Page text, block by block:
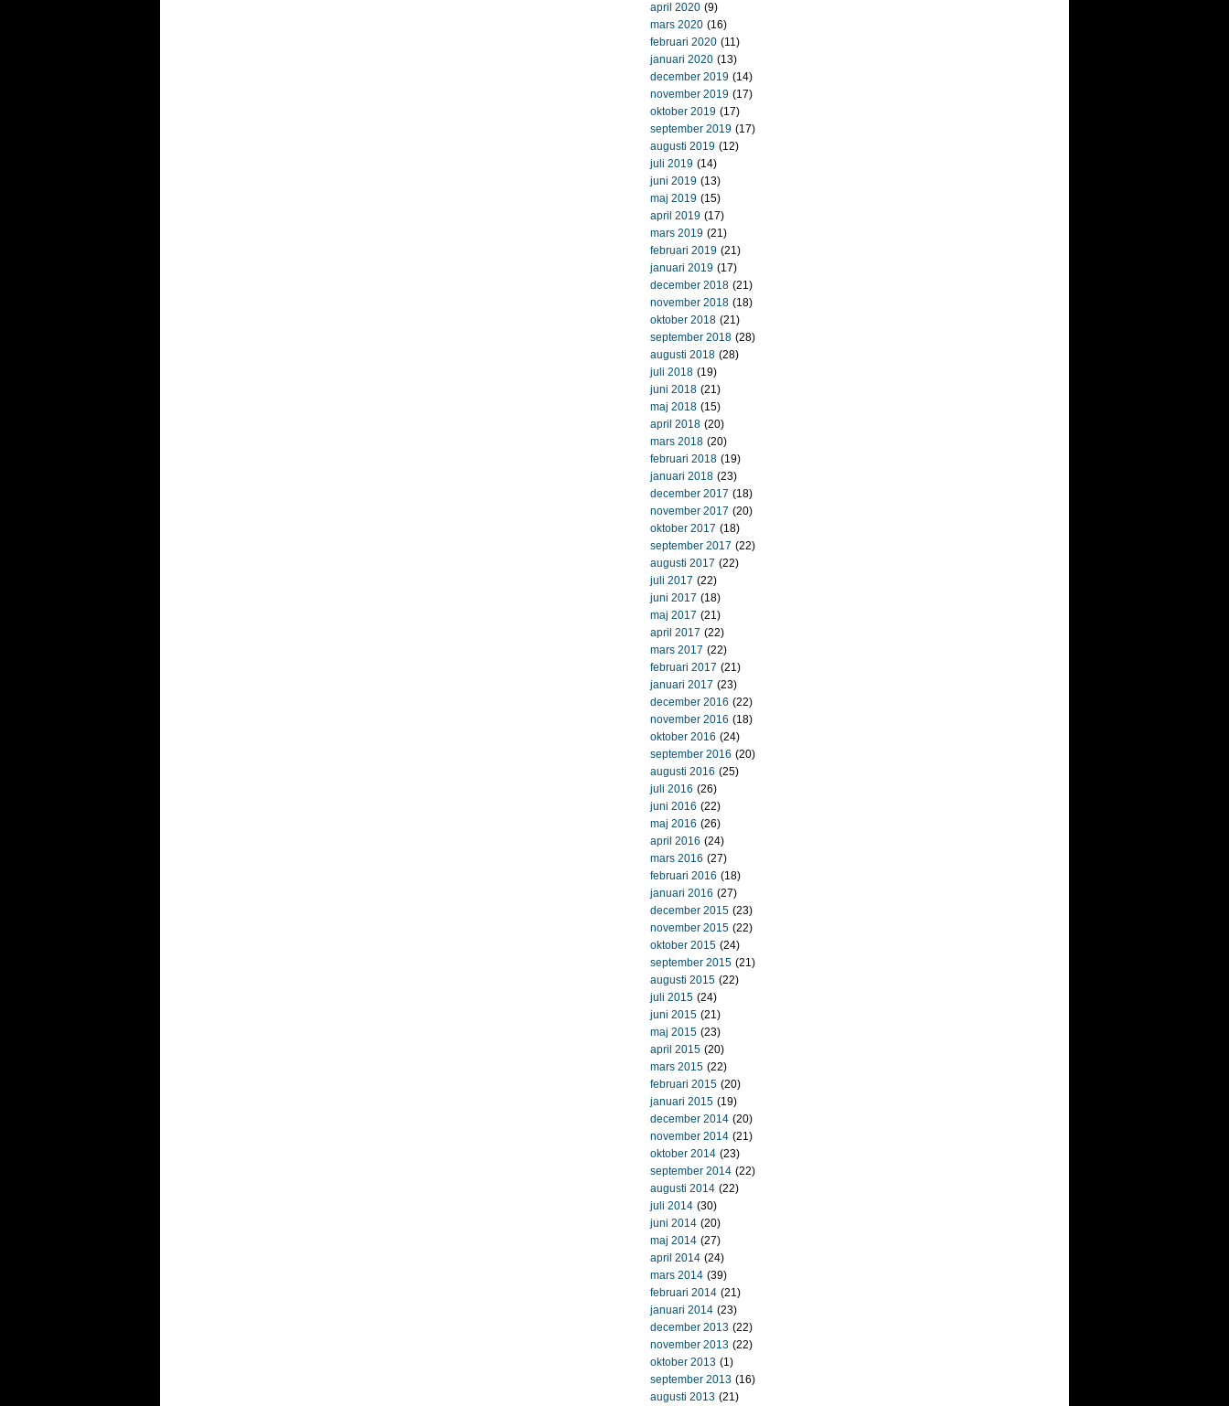
april 2020 (9)
mars 2020 (16)
februari 2020 (11)
januari 2020 (13)
december 2019 (14)
november 2019 (17)
oktober 2019 (17)
september 2019 (17)
augusti 2019 (12)
juli 2019 (14)
juni 2019 (13)
maj 2019 (15)
april 2019 (17)
mars 2019 (21)
februari 2019 (21)
januari 2019 (17)
december 2018 (21)
november 2018 (18)
oktober 2018 (21)
september 2018 (28)
augusti 2018 (28)
juli 2018 (19)
juni 2018 (21)
maj 2018 (15)
april 2018 (20)
mars 2018 (20)
februari 2018 (19)
januari 2018 (23)
december 2017 (18)
november 2017 (20)
oktober 2017 (18)
september 2017 (22)
augusti 2017 (22)
juli 2017 (22)
juni 2017 (18)
maj 2017 (21)
april 2017 (22)
mars 2017 (22)
februari 2017 (21)
januari 2017 (23)
december 2016 (22)
november 2016 (18)
oktober 2016 (24)
september 2016 (20)
augusti 2016 (25)
juli 2016 (26)
juni 2016 (22)
maj 2016 (26)
april 2016 (24)
mars 2016 (27)
februari 2016 (18)
januari 2016 (27)
december 2015 (23)
november 2015 (22)
oktober 2015 (24)
september 2015 (21)
augusti 2015 (22)
juli 2015 (24)
juni 2015 (21)
maj 2015 (23)
april 2015 (20)
mars 2015 (22)
februari 2015 (20)
januari 2015 (19)
december 2014 (20)
november 2014 (21)
oktober 2014 (23)
september 2014 (22)
augusti 2014 (22)
juli 2014 (30)
juni 2014 (20)
maj 2014 (27)
april 2014 (24)
mars 2014 (39)
februari 2014 (21)
januari 2014 (23)
december 2013 (22)
november 2013 (22)
oktober 2013 (1)
september 2013 (16)
augusti 2013 (21)